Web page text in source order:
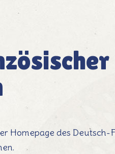
Homepage des Deutsch-